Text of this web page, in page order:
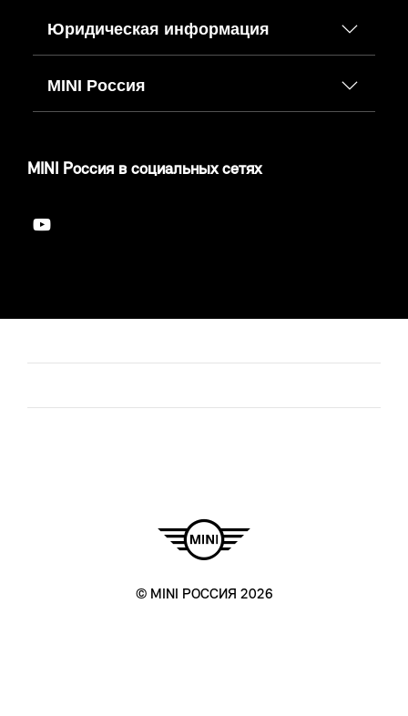
Юридическая информация
MINI Россия
MINI Россия в социальных сетях
© MINI РОССИЯ 2026